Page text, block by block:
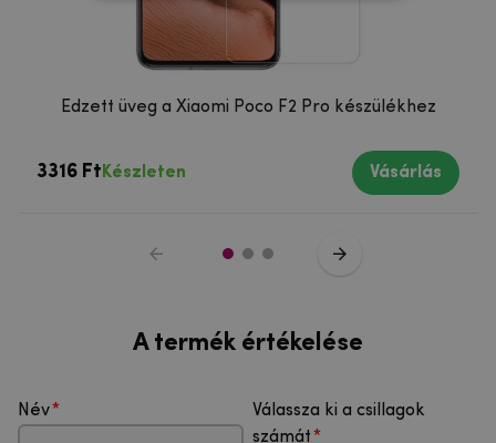
Edzett üveg a Xiaomi Poco F2 Pro készülékhez
3316 Ft Készleten Vásárlás
A termék értékelése
Név
Válassza ki a csillagok
számát